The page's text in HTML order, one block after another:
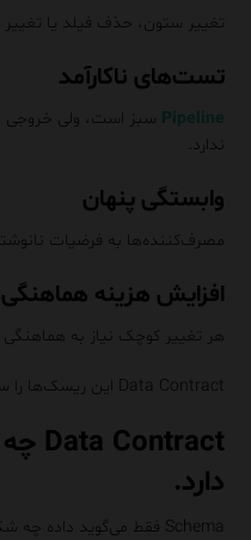
تغییر ستون، حذف فیلد یا
تست‌های ناکارآمد
Pipeline سبز است، ولی
ندارد.
وابستگی پنهان
مصرف‌کننده‌ها به فرضیات
افزایش هزینه هماهنگی
هر تغییر کوچک نیاز به هماهنگی
Data Contract این ریسک‌ها را ساختاری حل می‌کند.
دارد.
Schema فقط می‌گوید داده چه شکلی دارد.